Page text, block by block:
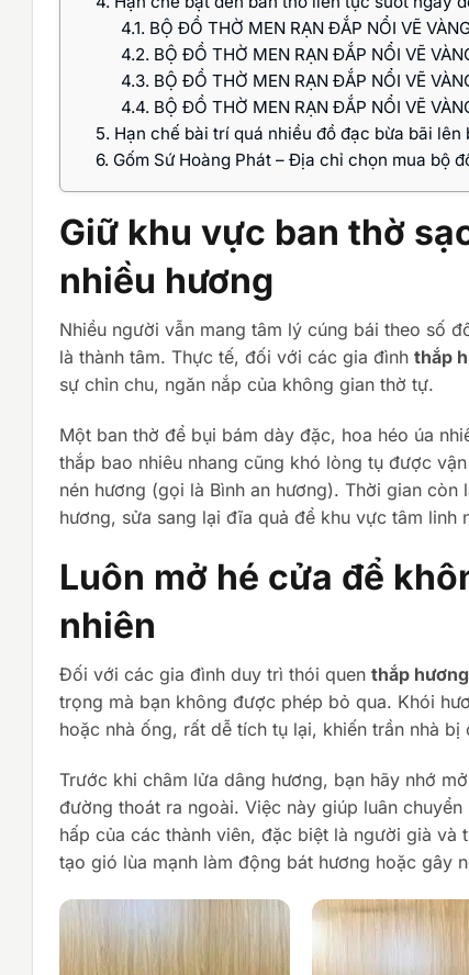
4.1. BỘ ĐỒ THỜ MEN RẠN ĐẮP NỔI VẼ
4.2. BỘ ĐỒ THỜ MEN RẠN ĐẮP NỔI VẼ
4.3. BỘ ĐỒ THỜ MEN RẠN ĐẮP NỔI VẼ
4.4. BỘ ĐỒ THỜ MEN RẠN ĐẮP NỔI VẼ
5. Hạn chế bài trí quá nhiều đồ đạc bừa bãi lên
6. Gốm Sứ Hoàng Phát – Địa chỉ chọn mua bộ
Giữ khu vực ban thờ
nhiều hương
Nhiều người vẫn mang tâm lý cúng bái theo số
là thành tâm. Thực tế, đối với các gia đình thắp
sự chỉn chu, ngăn nắp của không gian thờ tự.
Một ban thờ để bụi bám dày đặc, hoa héo úa
thắp bao nhiêu nhang cũng khó lòng tụ được
nén hương (gọi là Bình an hương). Thời gian
hương, sửa sang lại đĩa quả để khu vực tâm linh
Luôn mở hé cửa để
nhiên
Đối với các gia đình duy trì thói quen thắp
trọng mà bạn không được phép bỏ qua. Khói
hoặc nhà ống, rất dễ tích tụ lại, khiến trần nhà
Trước khi châm lửa dâng hương, bạn hãy nhớ
đường thoát ra ngoài. Việc này giúp luân
hấp của các thành viên, đặc biệt là người già
tạo gió lùa mạnh làm động bát hương hoặc gây